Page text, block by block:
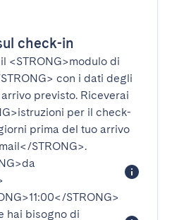
check-in
<STRONG>modulo di
con i dati degli
previsto. Riceverai
per il check-
prima del tuo arrivo
STRONG>.
STRONG>
hai bisogno di